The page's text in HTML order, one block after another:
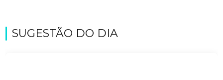
SUGESTÃO DO DIA